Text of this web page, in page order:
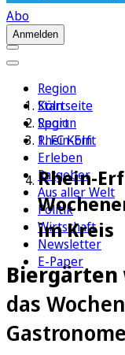
Abo
Anmelden
Region
Köln
Sport
1. FC Köln
Erleben
Ratgeber
Aus aller Welt
Politik
Wirtschaft
Newsletter
E-Paper
Startseite
Region
Rhein-Erft
Rhein-
im Kreis
das